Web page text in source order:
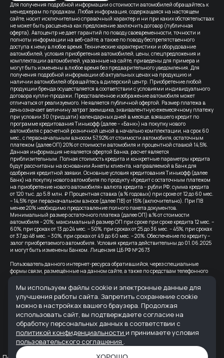
Для получения подробной информации о стоимости автомобилей обращайтесь к
менеджерам по продажам. Любая информация, содержащаяся на настоящем
сайте, носит исключительно справочный характер и ни при каких обстоятельствах
не может быть расценена как предложение заключить договор (публичная
оферта). Автоцентр не дает гарантий по поводу своевременности, точности и
полноты информации на веб-сайте, а также по поводу беспрепятственного
доступа к нему в любое время. Технические характеристики и оборудование
автомобилей, условия приобретения автомобилей, цены, спецпредложения и
комплектации автомобилей, указанные на сайте, приведены для примера и
могут быть изменены в любое время без предварительного уведомления. Для
получения подробной информации об актуальных ценах на продукцию и
наличии автомобилей обращайтесь в дилерский центр. Приобретение любой
продукции бренда осуществляется в соответствии с условиями индивидуального
договора купли-продажи. Представленное изображение автомобиля может
отличаться от реализуемого. Не является публичной офертой. Размер платежа в
день означает величину затрат заемщика, эквивалентную ежемесячному платежу
при условии 30 (тридцати) календарных дней в месяце, взявшего кредит по
программе кредитования Тинькофф (далее – «Банк») на покупку нового
автомобиля с расчетной розничной ценой в начально комплектации, на срок 60
мес., с первоначальным взносом 57,92% от стоимости автомобиля, остаточным
платежом (далее ОП) 20% от стоимости автомобиля и процентной ставкой 14,5%.
Данная информация не является офертой Банка, расчет является
приблизительным. Полная стоимость кредита и конкретные параметры кредита
будут рассчитаны на основании Анкеты клиента, направляемой в Банк для
одобрения кредитной заявки. Основные условия кредитования Тинькофф (далее
Банк) на покупку нового автомобиля по продукту «Кредит с остаточным платежом
на приобретение нового автомобиля» валюта кредита – рубли РФ; сумма кредита
от 120 тыс. до 5.8 млн. ₽ Процентная ставка (в % годовых) при сроке от 12 до 60 мес.
– 14,5% при первоначальном взносе (далее ПВ) от 15% (включительно). При ПВ
менее 20% необходимо предоставление полного пакета документов.
Минимальный размер остаточного платежа (далее ОП) в % от стоимости
автомобиля – 20%; максимальный размер ОП при сроке при сроке кредита 12 мес. –
60%, при сроках от 13 до 24 мес. – 50%, при сроках от 25 до 36 мес. – 45%, при сроках
от 37 до 48 мес. – 30%, при сроках от 49 до 60 мес. – 20%. Обеспечение по кредиту –
залог приобретаемого автомобиля. Условия кредита действительны до 01.06.2025
и могут быть изменены Банком. Лицензия ЦБ РФ № 2673
Пользователь данного интернет-ресурса обратившийся, через специальные
формы связи, размещённые на данном сайте, а также по средствам телефонного
звонка, выражает свое безусловное согласие продолжить устную или письменную
коммуникацию с помощью электронных средств связи, в т.ч.: sms-
информирование, e-mail-рассылка и т.п. и т.д.
Все цены на сайте указаны с учетом скидок.
Банк-партнер: ВТБ (ПАО), Лицензия Банка ВТБ — №1000 от 08.07.2015. Партнер по
страхованию: СПАО «Ингосстрах», лицензия ЦБ РФ № 0928
Реквизиты организации: ООО "АВРОРА" ИНН 6165235622 ОГРН 1236100007373
Мы используем файлы cookie и электронные данные для
улучшения работы сайта. Запретить сохранение cookie
можно в настройках вашего браузера. Продолжая
использовать сайт, вы подтверждаете согласие на
обработку персональных данных в соответствии с
политикой конфиденциальности и принимаете условия
пользовательского соглашения .